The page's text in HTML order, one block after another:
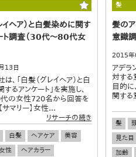
イヘア）と白髪染めに関す
ト調査（30代～80代女
13日
、「白髪（グレイヘア）と白
るアンケート」を実施し、
の女性720名から回答を
サマリー】女性...
リサーチの続き
白髪 ヘアケア
美容
性
ヘアカラー
髪
髪の
意識
2015年
アデラ
対する
目的に
関する
髪
見た目
加齢